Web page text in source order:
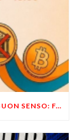
LIBERTÀ, PRIVACY ED ECONOMIA DEL BUON SENSO: FACCO E MUSUMECI A CASALECCHIO DI RENO (BO)